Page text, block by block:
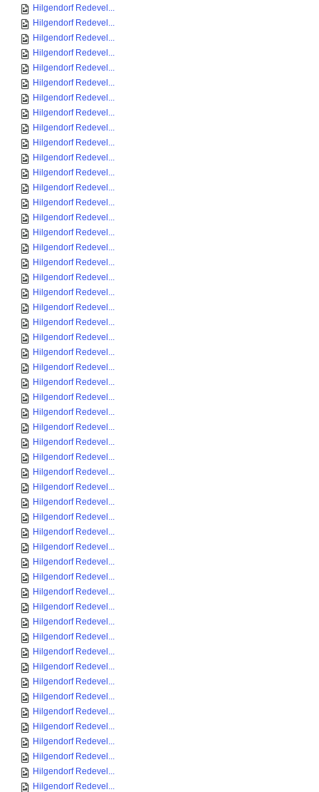
Hilgendorf Redevel...
Hilgendorf Redevel...
Hilgendorf Redevel...
Hilgendorf Redevel...
Hilgendorf Redevel...
Hilgendorf Redevel...
Hilgendorf Redevel...
Hilgendorf Redevel...
Hilgendorf Redevel...
Hilgendorf Redevel...
Hilgendorf Redevel...
Hilgendorf Redevel...
Hilgendorf Redevel...
Hilgendorf Redevel...
Hilgendorf Redevel...
Hilgendorf Redevel...
Hilgendorf Redevel...
Hilgendorf Redevel...
Hilgendorf Redevel...
Hilgendorf Redevel...
Hilgendorf Redevel...
Hilgendorf Redevel...
Hilgendorf Redevel...
Hilgendorf Redevel...
Hilgendorf Redevel...
Hilgendorf Redevel...
Hilgendorf Redevel...
Hilgendorf Redevel...
Hilgendorf Redevel...
Hilgendorf Redevel...
Hilgendorf Redevel...
Hilgendorf Redevel...
Hilgendorf Redevel...
Hilgendorf Redevel...
Hilgendorf Redevel...
Hilgendorf Redevel...
Hilgendorf Redevel...
Hilgendorf Redevel...
Hilgendorf Redevel...
Hilgendorf Redevel...
Hilgendorf Redevel...
Hilgendorf Redevel...
Hilgendorf Redevel...
Hilgendorf Redevel...
Hilgendorf Redevel...
Hilgendorf Redevel...
Hilgendorf Redevel...
Hilgendorf Redevel...
Hilgendorf Redevel...
Hilgendorf Redevel...
Hilgendorf Redevel...
Hilgendorf Redevel...
Hilgendorf Redevel...